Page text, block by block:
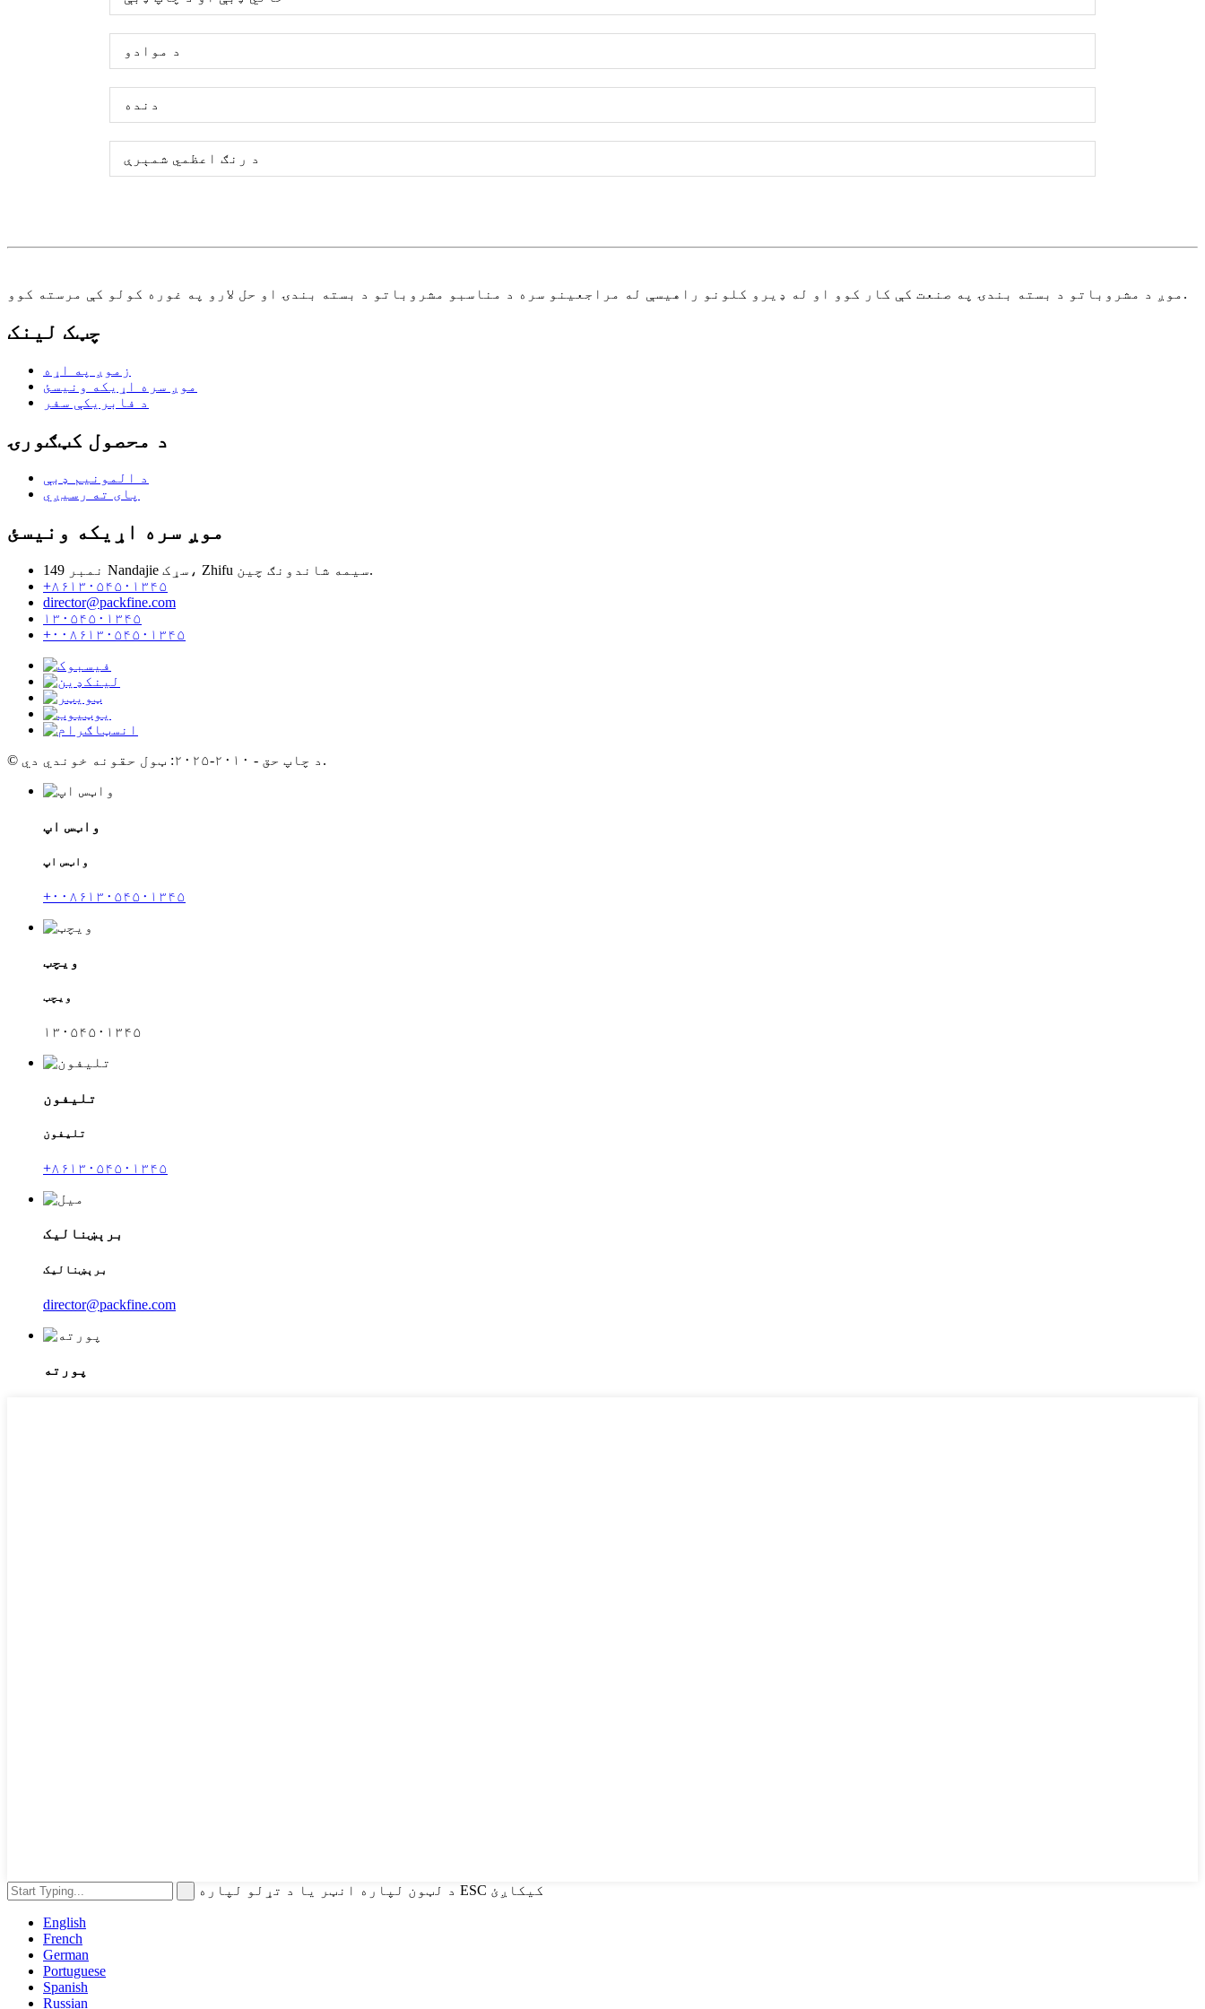
د موادو
دنده
د رنګ اعظمي شمېرې
موږ د مشروباتو د بسته بندۍ په صنعت کې کار کوو او له ډیرو کلونو راهیسې له مراجعینو سره د مناسبو مشروباتو د بسته بندۍ او حل لارو په غوره کولو کې مرسته کوو.
چټک لینک
زموږ په اړه
موږ سره اړیکه ونیسئ
د فابریکې سفر
د محصول کټګورۍ
د المونیم ډبې
پای ته رسیږي
موږ سره اړیکه ونیسئ
نمبر 149 Nandajie سړک، Zhifu سیمه شاندونګ چین.
+۸۶۱۳۰۵۴۵۰۱۳۴۵
director@packfine.com
۱۳۰۵۴۵۰۱۳۴۵
+۰۰۸۶۱۳۰۵۴۵۰۱۳۴۵
© د چاپ حق - ۲۰۱۰-۲۰۲۵: ټول حقونه خوندي دي.
واټس اپ
واټس اپ
+۰۰۸۶۱۳۰۵۴۵۰۱۳۴۵
ویچټ
ویچټ
۱۳۰۵۴۵۰۱۳۴۵
تلیفون
تلیفون
+۸۶۱۳۰۵۴۵۰۱۳۴۵
برېښنالیک
برېښنالیک
director@packfine.com
پورته
د لټون لپاره انټر یا د تړلو لپاره ESC کیکاږئ
English
French
German
Portuguese
Spanish
Russian